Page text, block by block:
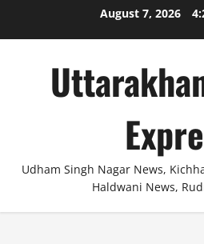
August 7, 2026
Udham Singh Nagar News,
Haldwani News,